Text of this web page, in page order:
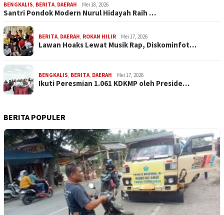
BENGKALIS BERITA DAERAH Mei 18, 2026
Santri Pondok Modern Nurul Hidayah Raih …
BERITA DAERAH ROKAN HILIR Mei 17, 2026
Lawan Hoaks Lewat Musik Rap, Diskominfot…
BENGKALIS BERITA DAERAH Mei 17, 2026
Ikuti Peresmian 1.061 KDKMP oleh Preside…
BERITA POPULER